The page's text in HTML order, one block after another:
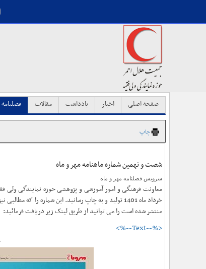
صفحه اصلی اخبار یادداشت مقالات
چاپ
شصت و نهمین شماره ماهنامه مهر و ماه
سرویس فصلنامه مهر و ماه
خرداد ماه 1401 تولید و به چاپ رسانید. این شماره را
منتشر شده است را می توانید از طریق لینک زیر دریافت فرمائید:
<%--Text--%>